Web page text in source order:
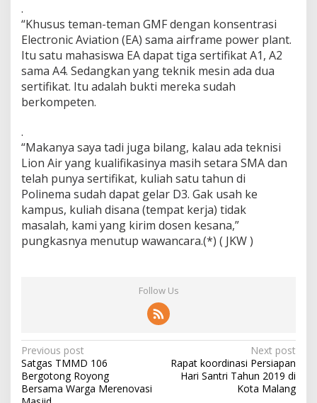
.
“Khusus teman-teman GMF dengan konsentrasi
Electronic Aviation (EA) sama airframe power plant.
Itu satu mahasiswa EA dapat tiga sertifikat A1, A2
sama A4. Sedangkan yang teknik mesin ada dua
sertifikat. Itu adalah bukti mereka sudah
berkompeten.
.
“Makanya saya tadi juga bilang, kalau ada teknisi
Lion Air yang kualifikasinya masih setara SMA dan
telah punya sertifikat, kuliah satu tahun di
Polinema sudah dapat gelar D3. Gak usah ke
kampus, kuliah disana (tempat kerja) tidak
masalah, kami yang kirim dosen kesana,”
pungkasnya menutup wawancara.(*) ( JKW )
Follow Us
P
o
s
Previous post
Satgas TMMD 106
Bergotong Royong
Bersama Warga Merenovasi
Next post
Rapat koordinasi Persiapan
Hari Santri Tahun 2019 di
Kota Malang